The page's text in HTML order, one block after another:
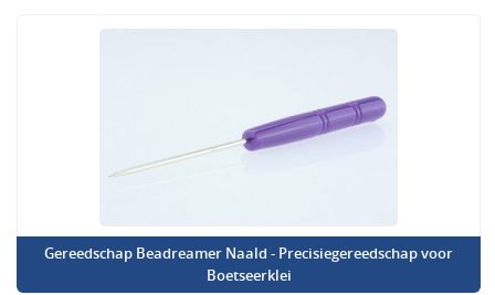
Gereedschap Beadreamer Naald - Precisiegereedschap voor
Boetseerklei